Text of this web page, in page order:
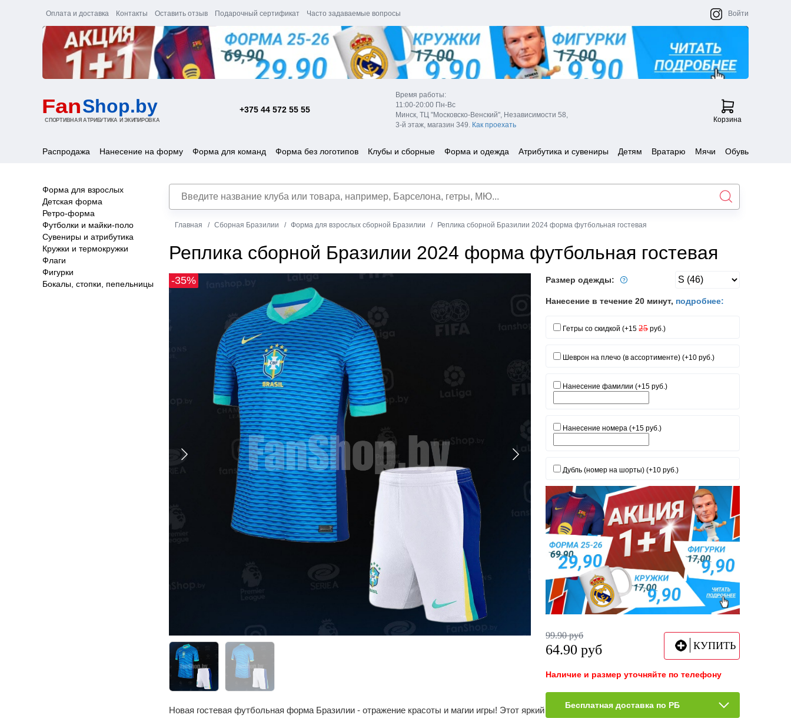
Оплата и доставка Контакты Оставить отзыв Подарочный сертификат Часто задаваемые вопросы Войти
+375 44 572 55 55
Время работы:
11:00-20:00 Пн-Вс
Минск, ТЦ "Московско-Венский", Независимости 58,
3-й этаж, магазин 349. Как проехать
Корзина
Распродажа Нанесение на форму Форма для команд Форма без логотипов Клубы и сборные Форма и одежда Атрибутика и сувениры Детям Вратарю Мячи Обувь
Форма для взрослых
Детская форма
Ретро-форма
Футболки и майки-поло
Сувениры и атрибутика
Кружки и термокружки
Флаги
Фигурки
Бокалы, стопки, пепельницы
Главная Сборная Бразилии Форма для взрослых сборной Бразилии Реплика сборной Бразилии 2024 форма футбольная гостевая
Реплика сборной Бразилии 2024 форма футбольная гостевая
-35%
Новая гостевая футбольная форма Бразилии - отражение красоты и магии игры! Этот яркий
Размер одежды:
Нанесение в течение 20 минут, подробнее:
Гетры со скидкой (+1525руб.)
Шеврон на плечо (в ассортименте) (+10 руб.)
Нанесение фамилии (+15 руб.)
Нанесение номера (+15 руб.)
Дубль (номер на шорты) (+10 руб.)
99.90 руб
64.90 руб КУПИТЬ
Наличие и размер уточняйте по телефону
Бесплатная доставка по РБ